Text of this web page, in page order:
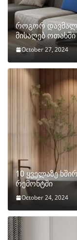
როგორ
მისაღებ ოთახში
October 27, 2024
10 ყველაზე
რემონტში
October 24, 2024